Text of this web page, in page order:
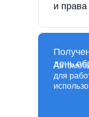
и права
для
день